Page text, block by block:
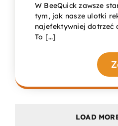
W BeeQuick zawsze
tym, jak nasze ulotki
najefektywniej dotrzeć
To [...]
LOAD